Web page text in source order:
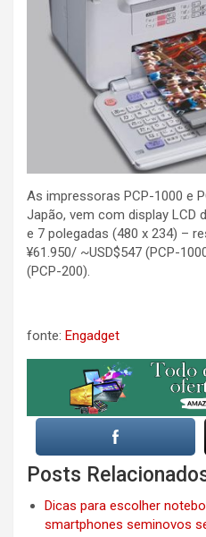
As impressoras PCP-1000 e
Japão, vem com display LCD
e 7 polegadas (480 x 234) –
¥61.950/ ~USD$547 (PCP-
(PCP-200).
fonte: Engadget
Posts
Dicas para escolher
smartphones seminovos